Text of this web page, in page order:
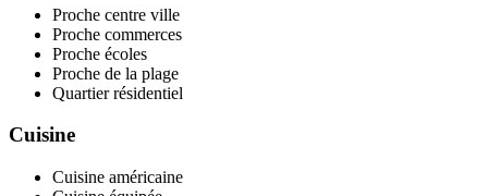
Proche centre ville
Proche commerces
Proche écoles
Proche de la plage
Quartier résidentiel
Cuisine
Cuisine américaine